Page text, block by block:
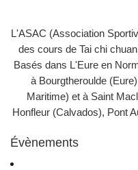
L'ASAC (Association
des cours de Tai chi
Basés dans L'Eure en
à Bourgtheroulde
Maritime) et à Saint
Honfleur (Calvados), Pont
Évènements